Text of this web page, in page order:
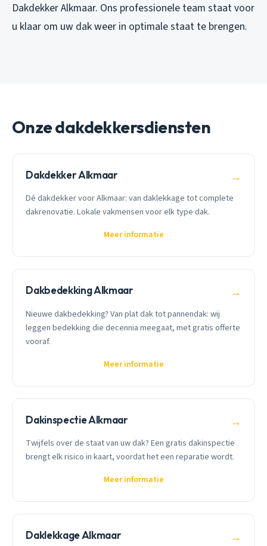
Dakdekker Alkmaar. Ons professionele team staat voor
u klaar om uw dak weer in optimale staat te brengen.
Onze dakdekkersdiensten
Dakdekker Alkmaar →
Dé dakdekker voor Alkmaar: van daklekkage tot complete
dakrenovatie. Lokale vakmensen voor elk type dak.
Meer informatie
Dakbedekking Alkmaar →
Nieuwe dakbedekking? Van plat dak tot pannendak: wij
leggen bedekking die decennia meegaat, met gratis offerte
vooraf.
Meer informatie
Dakinspectie Alkmaar →
Twijfels over de staat van uw dak? Een gratis dakinspectie
brengt elk risico in kaart, voordat het een reparatie wordt.
Meer informatie
Daklekkage Alkmaar →